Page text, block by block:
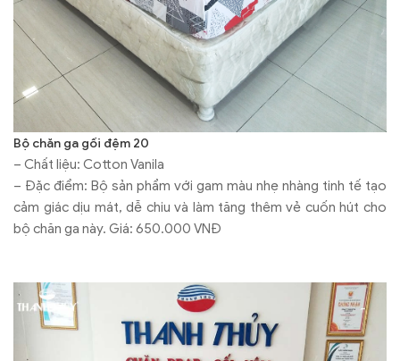
Bộ chăn ga gối đệm 20
– Chất liệu: Cotton Vanila
– Đặc điểm: Bộ sản phẩm với gam màu nhẹ nhàng tinh tế tạo
cảm giác dịu mát, dễ chiu và làm tăng thêm vẻ cuốn hút cho
bộ chăn ga này. Giá: 650.000 VNĐ